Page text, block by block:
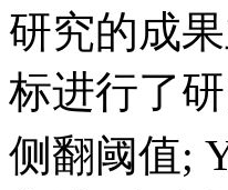
研究的成
标进行了
侧翻阈值;